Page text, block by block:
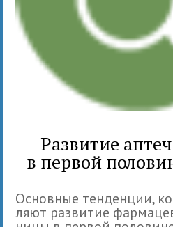
Развитие
в первой
Основные тен­ден­ции,
ляют раз­ви­тие